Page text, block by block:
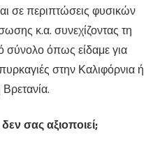
σε περιπτώσεις φυσικών
κ.α. συνεχίζοντας τη
όπως είδαμε για
στην Καλιφόρνια ή
σας αξιοποιεί;